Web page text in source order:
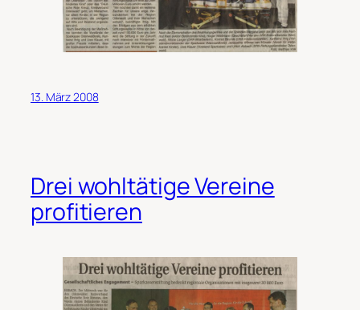
13. März 2008
Drei wohltätige Vereine
profitieren